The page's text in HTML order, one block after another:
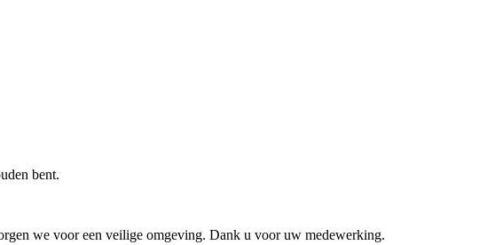
bent.
we voor een veilige omgeving. Dank u voor uw medewerking.